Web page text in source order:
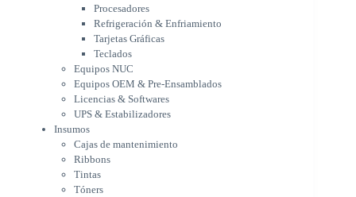
Equipos OEM & Pre-Ensamblados
Licencias & Softwares
UPS & Estabilizadores
Insumos
Cajas de mantenimiento
Ribbons
Tintas
Tóners
Varios
Network
Accesorios Redes
Adaptadores Bluetooth & WiFi
Procesadores
Refrigeración & Enfriamiento
Tarjetas Gráficas
Teclados
Equipos NUC
Equipos OEM & Pre-Ensamblados
Licencias & Softwares
UPS & Estabilizadores
Insumos
Cajas de mantenimiento
Ribbons
Tintas
Tóners